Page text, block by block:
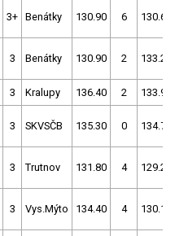
3+ Benátky 130.90 6 130.60
3 Benátky 130.90 2 133.20
3 Kralupy 136.40 2 133.90
3 SKVSČB 135.30 0 134.70
3 Trutnov 131.80 4 129.20
3 Vys.Mýto 134.40 4 130.10